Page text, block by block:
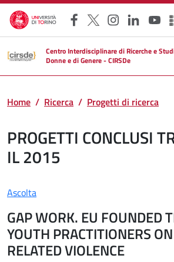
Salta al contenuto principale
Facebook
X Instagram
LinkedIn
Centro Interdisciplinare di Ricerche e
Donne e di Genere - CIRSDe
Home Ricerca Progetti di ricerca
PROGETTI CONCLUSI
IL 2015
Ascolta
GAP WORK. EU FOUNDED
YOUTH PRACTITIONERS
RELATED VIOLENCE